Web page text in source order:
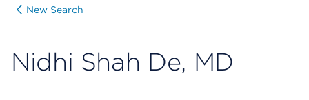
New Search
Nidhi Shah De, MD